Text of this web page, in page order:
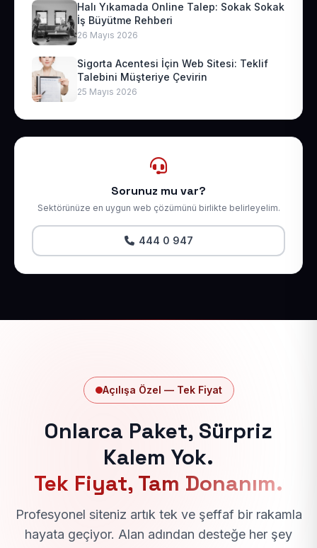
Halı Yıkamada Online Talep: Sokak Sokak
İş Büyütme Rehberi
26 Mayıs 2026
Sigorta Acentesi İçin Web Sitesi: Teklif
Talebini Müşteriye Çevirin
25 Mayıs 2026
Sorunuz mu var?
Sektörünüze en uygun web çözümünü birlikte belirleyelim.
444 0 947
Açılışa Özel — Tek Fiyat
Onlarca Paket, Sürpriz
Kalem Yok.
Tek Fiyat, Tam Donanım.
Profesyonel siteniz artık tek ve şeffaf bir rakamla
hayata geçiyor. Alan adından desteğe her şey